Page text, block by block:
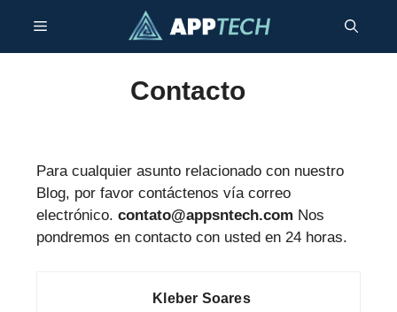
contenido
Menú
Contacto
Para cualquier asunto relacionado con nuestro
Blog, por favor contáctenos vía correo
electrónico.contato@appsntech.com Nos
pondremos en contacto con usted en 24 horas.
Kleber Soares